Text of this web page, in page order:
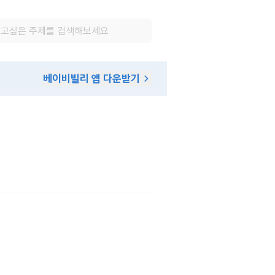
베이비빌리 앱 다운받기